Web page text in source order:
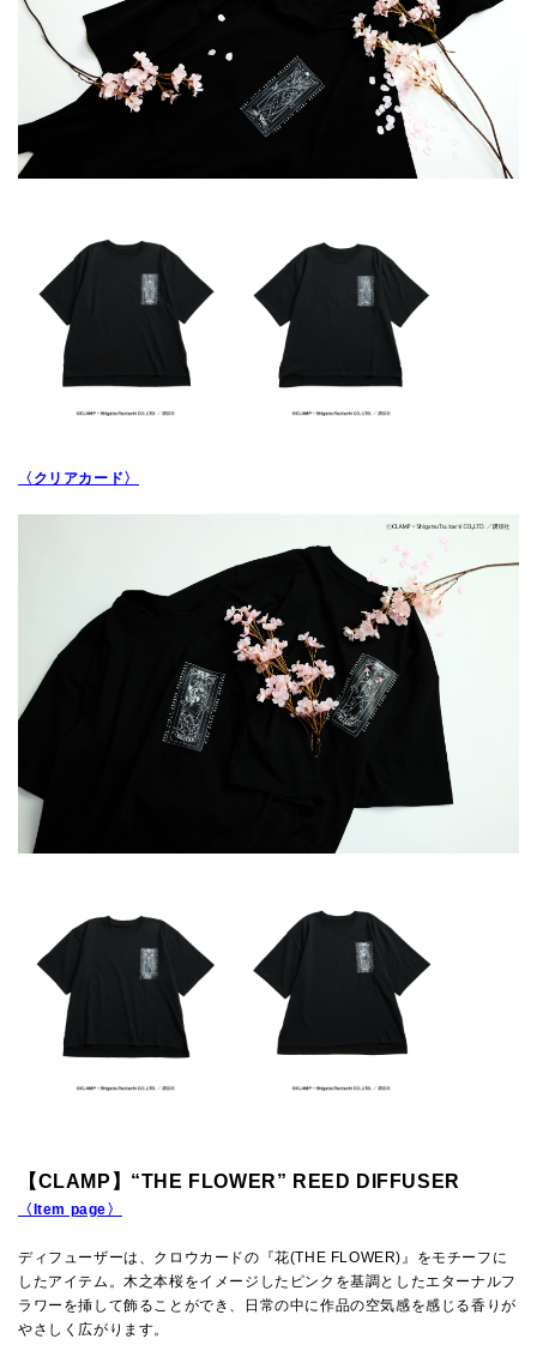
〈クリアカード〉
【CLAMP】“THE FLOWER” REED DIFFUSER
〈Item page〉
ディフューザーは、クロウカードの『花(THE FLOWER)』をモチーフに
したアイテム。木之本桜をイメージしたピンクを基調としたエターナルフ
ラワーを挿して飾ることができ、日常の中に作品の空気感を感じる香りが
やさしく広がります。